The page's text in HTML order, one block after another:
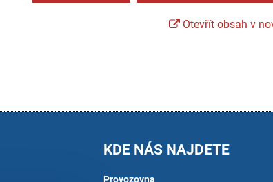
Otevřít obsah v
KDE NÁS NAJDETE
Provozovna